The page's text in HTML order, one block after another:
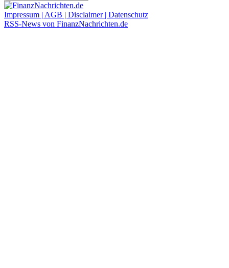
Impressum | AGB | Disclaimer | Datenschutz
RSS-News von FinanzNachrichten.de